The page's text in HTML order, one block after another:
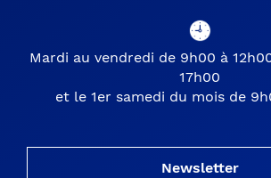
Mardi au vendredi de 9h00 à
17h00
et le 1er samedi du mois de
Newsletter